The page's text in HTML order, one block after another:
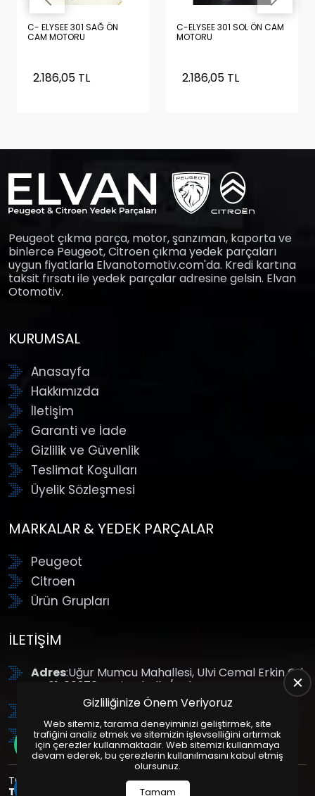
C- ELYSEE 301 SAĞ ÖN
CAM MOTORU
2.186,05 TL
C-ELYSEE 301 SOL ÖN CAM
MOTORU
2.186,05 TL
Peugeot çıkma parça, motor, şanzıman, kaporta ve
binlerce Peugeot, Citroen çıkma yedek parçaları
uygun fiyatlarla Elvanotomotiv.com'da. Kredi kartına
taksit fırsatı ile yedek parçalar adresine gelsin. Elvan
Otomotiv.
KURUMSAL
Anasayfa
Hakkımızda
İletişim
Garanti ve İade
Gizlilik ve Güvenlik
Teslimat Koşulları
Üyelik Sözleşmesi
MARKALAR & YEDEK PARÇALAR
Peugeot
Citroen
Ürün Grupları
İLETIŞIM
Adres:Uğur Mumcu Mahallesi, Ulvi Cemal Erkin Cd.
No:61, 06370 Yenimahalle/Ankara
: +90 (312) 354 8888
GSM: +90 (532) 343 4085
Tüm Hakları Saklıdır. | Bu site Us Yazılım
Tasarım
Paketleri ile Hazırlanmıştır. © 2025
Gizliliğinize Önem Veriyoruz
Web sitemiz, tarama deneyiminizi geliştirmek, site
trafiğini analiz etmek ve sitemizin işlevselliğini artırmak
için çerezler kullanmaktadır. Web sitemizi kullanmaya
devam ederek, bu çerezlerin kullanılmasını kabul etmiş
olursunuz.
Tamam